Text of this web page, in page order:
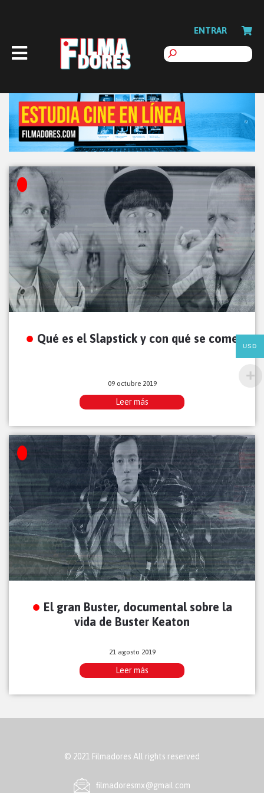
ENTRAR
Qué es el Slapstick y con qué se come
09 octubre 2019
Leer más
El gran Buster, documental sobre la
vida de Buster Keaton
21 agosto 2019
Leer más
© 2021 Filmadores All rights reserved
ﬁlmadoresmx@gmail.com
USD